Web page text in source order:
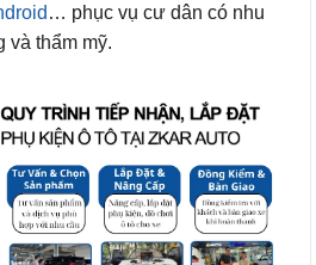
… phục vụ cư dân có nhu
và thẩm mỹ.